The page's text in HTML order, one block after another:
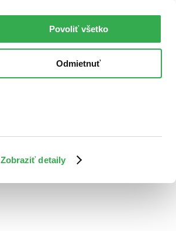
Zobraziť detaily
Povoliť všetko
Odmietnuť